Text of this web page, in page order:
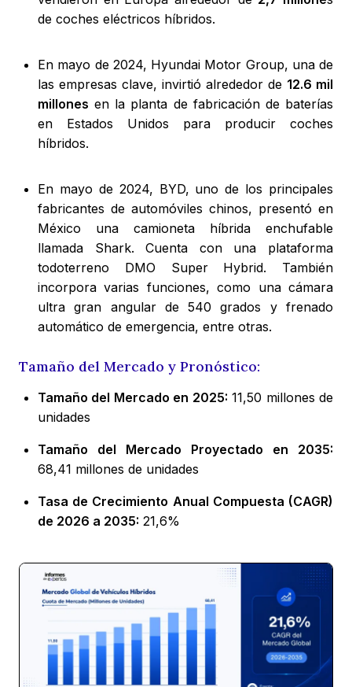
de coches eléctricos híbridos.
En mayo de 2024, Hyundai Motor Group, una de
las empresas clave, invirtió alrededor de 12.6 mil
millones en la planta de fabricación de baterías
en Estados Unidos para producir coches
híbridos.
En mayo de 2024, BYD, uno de los principales
fabricantes de automóviles chinos, presentó en
México una camioneta híbrida enchufable
llamada Shark. Cuenta con una plataforma
todoterreno DMO Super Hybrid. También
incorpora varias funciones, como una cámara
ultra gran angular de 540 grados y frenado
automático de emergencia, entre otras.
Tamaño del Mercado y Pronóstico:
Tamaño del Mercado en 2025: 11,50 millones de
unidades
Tamaño del Mercado Proyectado en 2035:
68,41 millones de unidades
Tasa de Crecimiento Anual Compuesta (CAGR)
de 2026 a 2035: 21,6%